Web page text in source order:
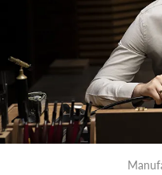
pierścionka do
dostarczymy Ci